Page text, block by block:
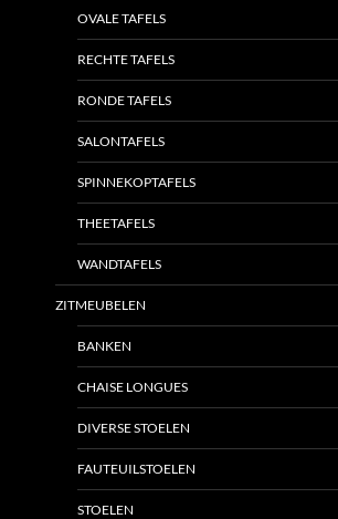
OVALE TAFELS
RECHTE TAFELS
RONDE TAFELS
SALONTAFELS
SPINNEKOPTAFELS
THEETAFELS
WANDTAFELS
ZITMEUBELEN
BANKEN
CHAISE LONGUES
DIVERSE STOELEN
FAUTEUILSTOELEN
STOELEN